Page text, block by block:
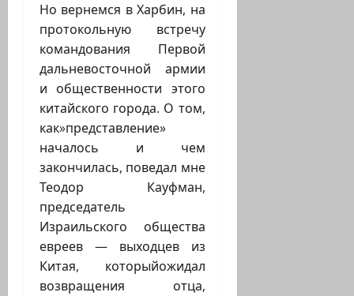
Но вернемся в Харбин, на
протокольную встречу
командования Первой
дальневосточной армии
и общественности этого
китайского города. О том,
как»представление»
началось и чем
закончилась, поведал мне
Теодор Кауфман,
председатель
Израильского общества
евреев — выходцев из
Китая, которыйожидал
возвращения отца,